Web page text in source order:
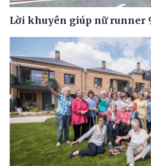
Lời khuyên giúp nữ runner